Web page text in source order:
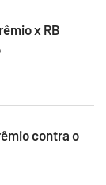
x RB
contra o